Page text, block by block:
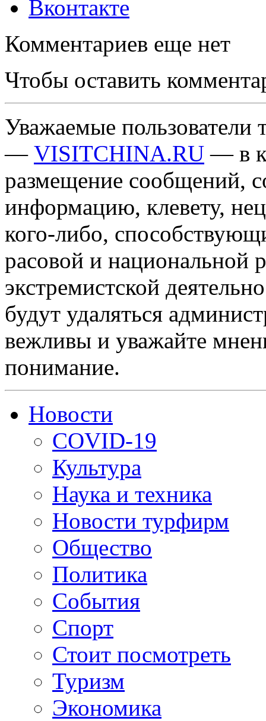
Вконтакте
Комментариев еще нет
Чтобы оставить
Уважаемые пользователи
— VISITCHINA.RU — в
размещение сообщений,
информацию, клевету,
кого-либо,
расовой и национальной
экстремистской
будут удаляться
вежливы и уважайте
понимание.
Новости
COVID-19
Культура
Наука и техника
Новости турфирм
Общество
Политика
События
Спорт
Стоит посмотреть
Туризм
Экономика